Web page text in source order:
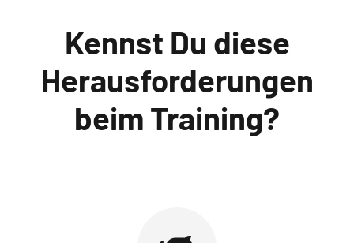
Kennst Du diese
Herausforderungen
beim Training?